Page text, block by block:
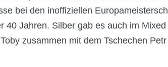
bei den inoffiziellen
40 Jahren. Silber gab es auch im
zusammen mit dem Tschechen